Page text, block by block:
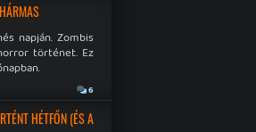
napján. Zombis
történet. Ez
6
HÉTFŐN (ÉS A